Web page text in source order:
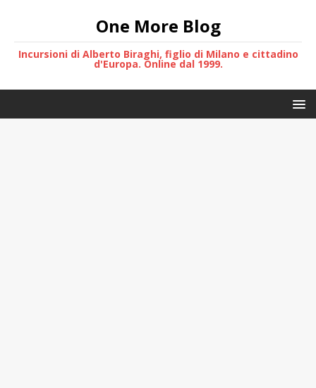
One More Blog
Incursioni di Alberto Biraghi, figlio di Milano e cittadino
d'Europa. Online dal 1999.